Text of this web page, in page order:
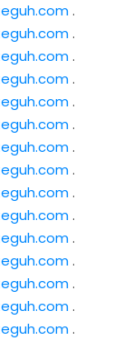
.
.
.
.
.
.
.
.
.
.
.
.
.
.
.